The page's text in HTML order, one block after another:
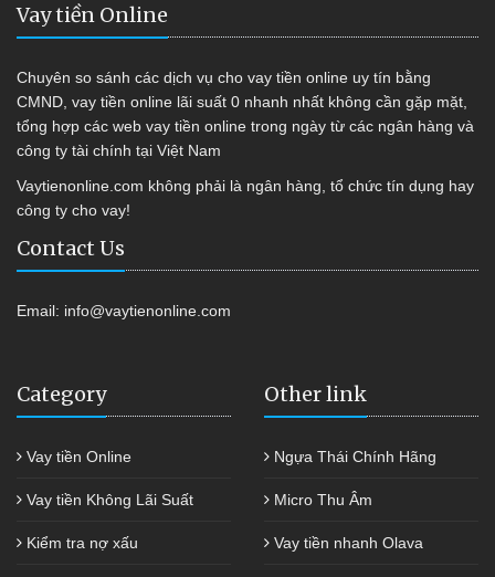
Vay tiền Online
Chuyên so sánh các dịch vụ cho vay tiền online uy tín bằng
CMND, vay tiền online lãi suất 0 nhanh nhất không cần gặp mặt,
tổng hợp các web vay tiền online trong ngày từ các ngân hàng và
công ty tài chính tại Việt Nam
Vaytienonline.com không phải là ngân hàng, tổ chức tín dụng hay
công ty cho vay!
Contact Us
Email: info@vaytienonline.com
Category
Vay tiền Online
Vay tiền Không Lãi Suất
Kiểm tra nợ xấu
Other link
Ngựa Thái Chính Hãng
Micro Thu Âm
Vay tiền nhanh Olava